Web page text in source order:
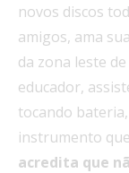
novos discos
amigos, ama
da zona leste
educador,
tocando
instrumento
acredita que